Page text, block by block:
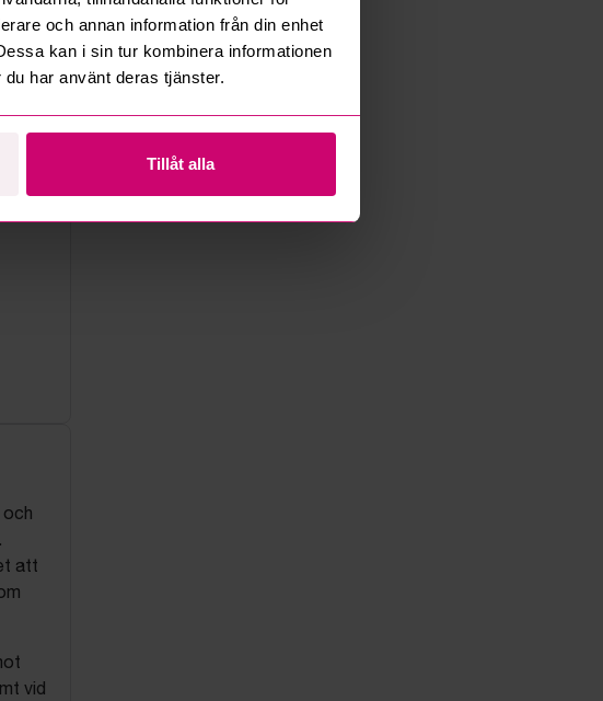
och annan information från din enhet
kan i sin tur kombinera informationen
har använt deras tjänster.
Tillåt alla
och
att
vid